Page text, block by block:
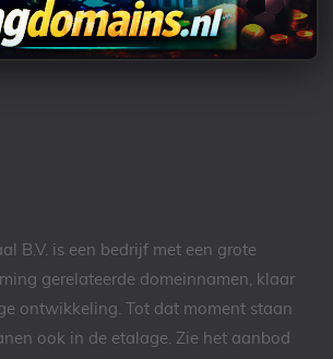
B.V. is een bedrijf met een grote
gerelateerde domeinnamen, klaar
ontwikkeling. Tot dat moment staan
ook in de etalage. Zie het aanbod